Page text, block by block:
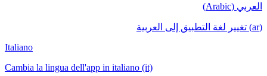
العربي (Arabic)
(ar) تغيير لغة التطبيق إلى العربية
Italiano
Cambia la lingua dell'app in italiano (it)